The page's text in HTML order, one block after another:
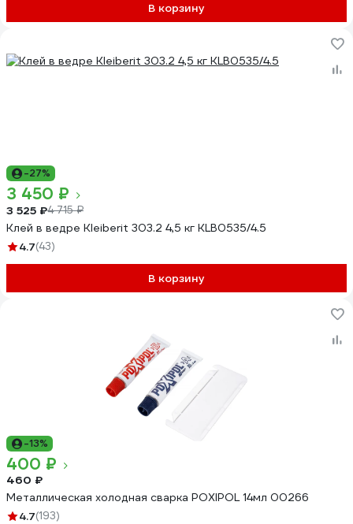
В корзину
-27%
3 450 ₽
3 525 ₽4 715 ₽
Клей в ведре Kleiberit 303.2 4,5 кг KLB0535/4.5
4.7(43)
В корзину
-13%
400 ₽
460 ₽
Металлическая холодная сварка POXIPOL 14мл 00266
4.7(193)